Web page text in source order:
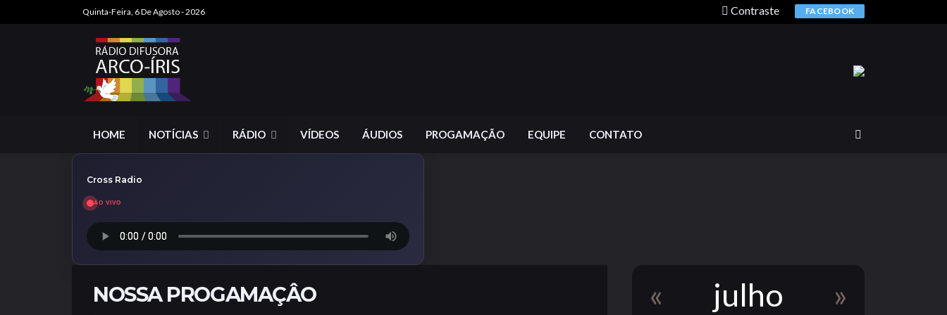
Quinta-Feira, 6 De Agosto - 2026 Contraste FACEBOOK
HOME NOTÍCIAS RÁDIO VÍDEOS ÁUDIOS PROGAMAÇÃO EQUIPE CONTATO
Cross Radio
AO VIVO
NOSSA PROGAMAÇÂO « julho »